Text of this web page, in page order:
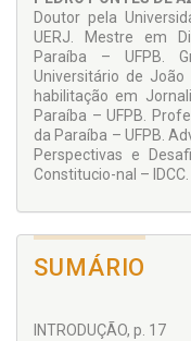
moradores.
Doutor pela
UERJ. Mestre em
Paraíba – UFPB.
Universitário de
habilitação em
Paraíba – UFPB.
da Paraíba – UFPB.
Perspectivas e
Constitucio-nal –
SUMÁRIO
INTRODUÇÃO, p. 17